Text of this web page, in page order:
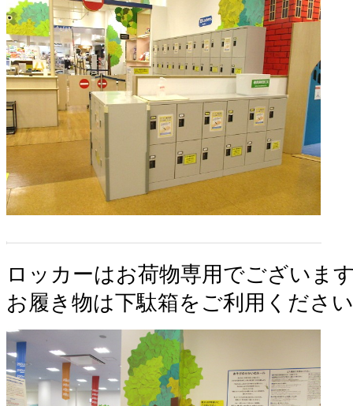
ロッカーはお荷物専用でございま
お履き物は下駄箱をご利用くださ